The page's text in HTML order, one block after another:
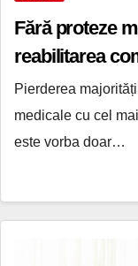
Fără proteze
reabilitarea
Pierderea
medicale cu cel
este vorba doar…